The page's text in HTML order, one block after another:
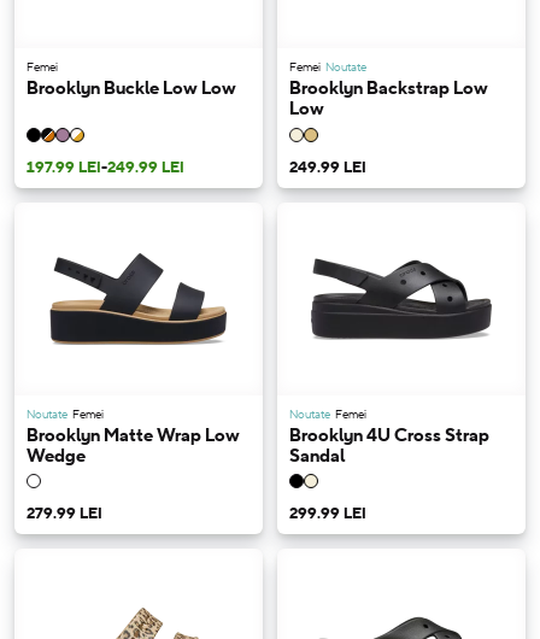
Femei
Brooklyn Buckle Low Low
197.99 LEI-249.99 LEI
Femei Noutate
Brooklyn Backstrap Low
Low
249.99 LEI
Noutate Femei
Brooklyn Matte Wrap Low
Wedge
279.99 LEI
Noutate Femei
Brooklyn 4U Cross Strap
Sandal
299.99 LEI